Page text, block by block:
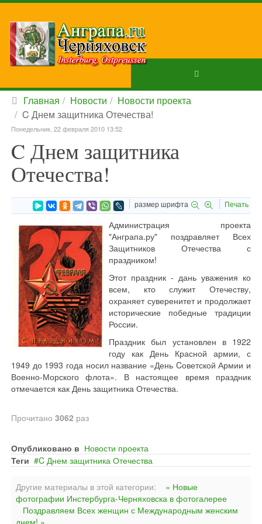
Главная Новости
Новости проекта
C Днем защитника Отечества!
Понедельник, 22 февраля 2010 13:52
C Днем защитника
Отечества!
размер шрифта Печать
Администрация проекта
"Анграпа.ру" поздравляет Всех
Защитников Отечества с
праздником!
Этот праздник - дань уважения ко
всем, кто служит Отечеству,
охраняет суверенитет и продолжает
исторические победные традиции
России.
Праздник был установлен в 1922
году как День Красной армии, с
1949 до 1993 года носил название «День Cоветской Армии и
Военно-Морского флота». В настоящее время праздник
отмечается как День защитника Отечества.
Прочитано 3062 раз
Опубликовано в Новости проекта
Теги
C Днем защитника Отечества
Другие материалы в этой категории:
« Новые
фотографии Инстербурга-Черняховска в фотогалерее
Поздравляем Всех женщин с Международным женским
днем! »